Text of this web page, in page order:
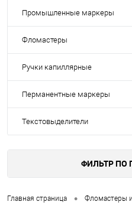
Промышленные маркеры
Фломастеры
Ручки капиллярные
Перманентные маркеры
Текстовыделители
ФИЛЬТР ПО
Главная страница • Фломастеры